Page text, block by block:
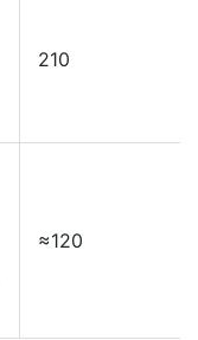
210
≈120